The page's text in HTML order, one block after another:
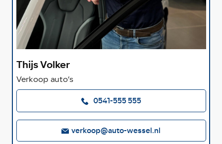
Thijs Volker
Verkoop auto’s
0541-555 555
verkoop@auto-wessel.nl